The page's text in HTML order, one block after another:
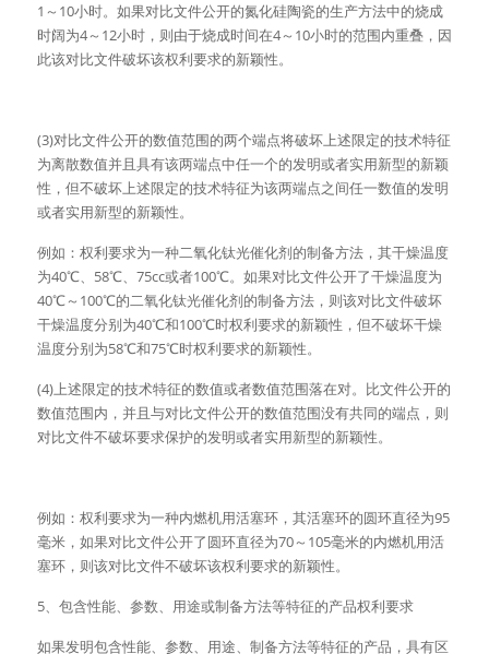
1～10小时。如果对比文件公开的氮化硅陶瓷的生产方法中的烧成
时阔为4～12小时，则由于烧成时间在4～10小时的范围内重叠，因
此该对比文件破坏该权利要求的新颖性。
(3)对比文件公开的数值范围的两个端点将破坏上述限定的技术特征
为离散数值并且具有该两端点中任一个的发明或者实用新型的新颖
性，但不破坏上述限定的技术特征为该两端点之间任一数值的发明
或者实用新型的新颖性。
例如：权利要求为一种二氧化钛光催化剂的制备方法，其干燥温度
为40℃、58℃、75cc或者100℃。如果对比文件公开了干燥温度为
40℃～100℃的二氧化钛光催化剂的制备方法，则该对比文件破坏
干燥温度分别为40℃和100℃时权利要求的新颖性，但不破坏干燥
温度分别为58℃和75℃时权利要求的新颖性。
(4)上述限定的技术特征的数值或者数值范围落在对。比文件公开的
数值范围内，并且与对比文件公开的数值范围没有共同的端点，则
对比文件不破坏要求保护的发明或者实用新型的新颖性。
例如：权利要求为一种内燃机用活塞环，其活塞环的圆环直径为95
毫米，如果对比文件公开了圆环直径为70～105毫米的内燃机用活
塞环，则该对比文件不破坏该权利要求的新颖性。
5、包含性能、参数、用途或制备方法等特征的产品权利要求
如果发明包含性能、参数、用途、制备方法等特征的产品，具有区